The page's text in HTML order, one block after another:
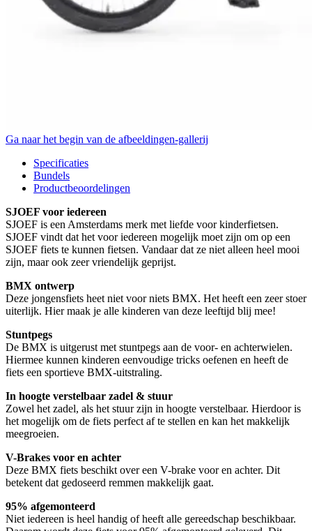
Ga naar het begin van de afbeeldingen-gallerij
Specificaties
Bundels
Productbeoordelingen
SJOEF voor iedereen
SJOEF is een Amsterdams merk met liefde voor kinderfietsen.
SJOEF vindt dat het voor iedereen mogelijk moet zijn om op een
SJOEF fiets te kunnen fietsen. Vandaar dat ze niet alleen heel mooi
zijn, maar ook zeer vriendelijk geprijst.
BMX ontwerp
Deze jongensfiets heet niet voor niets BMX. Het heeft een zeer stoer
uiterlijk. Hier maak je alle kinderen van deze leeftijd blij mee!
Stuntpegs
De BMX is uitgerust met stuntpegs aan de voor- en achterwielen.
Hiermee kunnen kinderen eenvoudige tricks oefenen en heeft de
fiets een sportieve BMX-uitstraling.
In hoogte verstelbaar zadel & stuur
Zowel het zadel, als het stuur zijn in hoogte verstelbaar. Hierdoor is
het mogelijk om de fiets perfect af te stellen en kan het makkelijk
meegroeien.
V-Brakes voor en achter
Deze BMX fiets beschikt over een V-brake voor en achter. Dit
betekent dat gedoseerd remmen makkelijk gaat.
95% afgemonteerd
Niet iedereen is heel handig of heeft alle gereedschap beschikbaar.